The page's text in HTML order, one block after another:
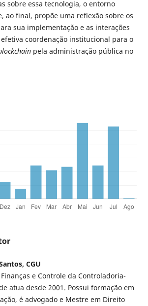
sobre essa tecnologia, o entorno
ao final, propõe uma reflexão sobre os
sua implementação e as interações
coordenação institucional para o
pela administração pública no
CGU
e Controle da Controladoria-
atua desde 2001. Possui formação em
é advogado e Mestre em Direito